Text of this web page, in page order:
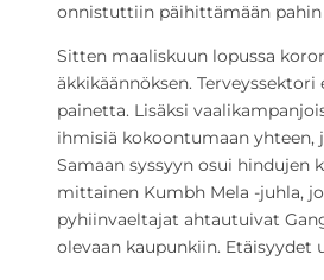
onnistuttiin päihittämään pahin
Sitten maaliskuun lopussa
äkkikäännöksen. Terveyssektori
painetta. Lisäksi
ihmisiä kokoontumaan yhteen,
Samaan syssyyn osui hindujen
mittainen Kumbh Mela -juhla,
pyhiinvaeltajat ahtautuivat
olevaan kaupunkiin. Etäisyydet